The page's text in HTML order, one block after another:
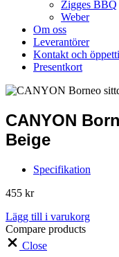
Zigges BBQ
Weber
Om oss
Leverantörer
Kontakt och
Presentkort
CANYON
Beige
Specifikation
455 kr
Lägg till i varukorg
Compare products
Close